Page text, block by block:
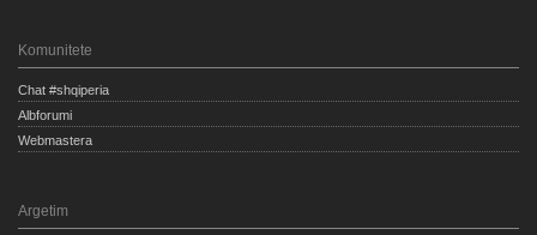
Komunitete
Chat #shqiperia
Albforumi
Webmastera
Argetim